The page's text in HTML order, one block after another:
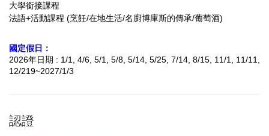
大學銜接課程
法語+活動課程 (烹飪/在地生活/名廚博庫斯的傳承/葡萄酒)
國定假日：
2026年日期 : 1/1, 4/6, 5/1, 5/8, 5/14, 5/25, 7/14, 8/15, 11/1, 11/11,
12/219~2027/1/3
認證